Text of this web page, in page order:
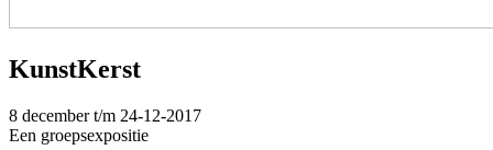
KunstKerst
8 december t/m 24-12-2017
Een groepsexpositie